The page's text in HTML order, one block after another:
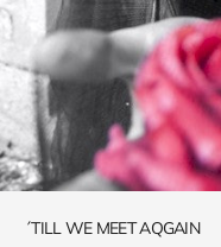
´TILL WE MEET AQGAIN